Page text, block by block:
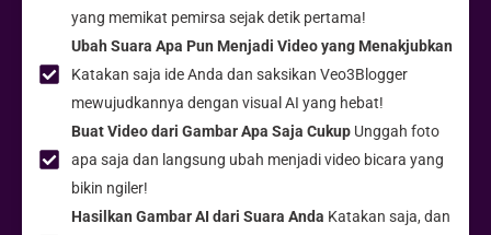
yang memikat pemirsa sejak detik pertama!
Ubah Suara Apa Pun Menjadi Video yang Menakjubkan
Katakan saja ide Anda dan saksikan Veo3Blogger
mewujudkannya dengan visual AI yang hebat!
Buat Video dari Gambar Apa Saja Cukup Unggah foto
apa saja dan langsung ubah menjadi video bicara yang
bikin ngiler!
Hasilkan Gambar AI dari Suara Anda Katakan saja, dan